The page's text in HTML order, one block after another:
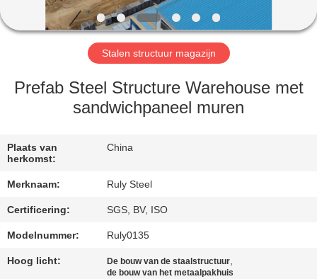
VR-
SHOW
ONGEVEER
FABRIEKSREIS
KWALITEITSCONTROLE
CONTACTEER
ONS
Stalen structuur magazijn
Prefab Steel Structure Warehouse met
sandwichpaneel muren
Plaats van
herkomst:
China
Merknaam: Ruly Steel
Certificering: SGS, BV, ISO
Modelnummer: Ruly0135
Hoog licht: De bouw van de staalstructuur,
de bouw van het metaalpakhuis